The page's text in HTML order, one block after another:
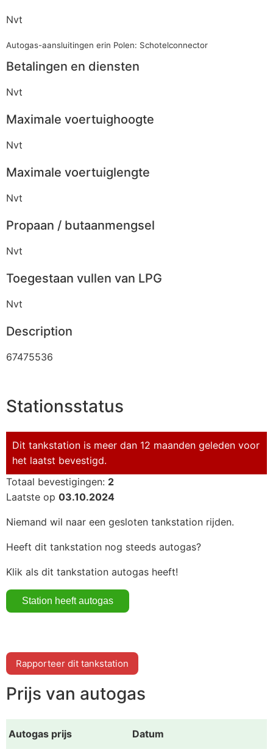
Nvt
Autogas-aansluitingen erin Polen: Schotelconnector
Betalingen en diensten
Nvt
Maximale voertuighoogte
Nvt
Maximale voertuiglengte
Nvt
Propaan / butaanmengsel
Nvt
Toegestaan vullen van LPG
Nvt
Description
67475536
Stationsstatus
Dit tankstation is meer dan 12 maanden geleden voor
het laatst bevestigd.
Totaal bevestigingen: 2
Laatste op 03.10.2024
Niemand wil naar een gesloten tankstation rijden.
Heeft dit tankstation nog steeds autogas?
Klik als dit tankstation autogas heeft!
Rapporteer dit tankstation
Prijs van autogas
Autogas prijs Datum